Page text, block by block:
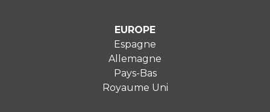
EUROPE
Espagne
Allemagne
Pays-Bas
Royaume Uni